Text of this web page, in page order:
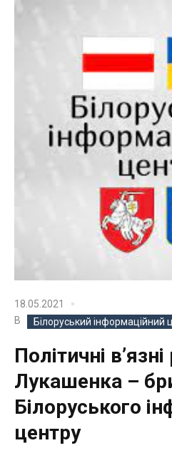
18.05.2021
В
Білоруський інформаційний
Політичні
Лукашенка –
Білоруського
центру